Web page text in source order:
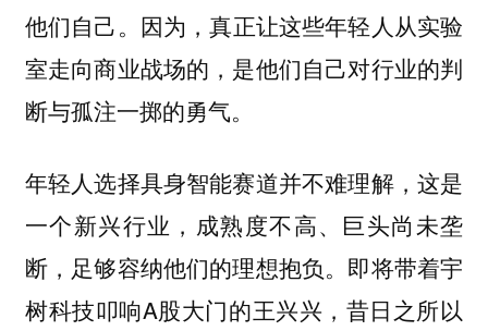
他们自己。 因为，真正让这些年轻人从实验
室走向商业战场的，是他们自己对行业的判
断与孤注一掷的勇气。
年轻人选择具身智能赛道并不难理解，这是
一个新兴行业，成熟度不高、巨头尚未垄
断，足够容纳他们的理想抱负。即将带着宇
树科技叩响A股大门的王兴兴，昔日之所以